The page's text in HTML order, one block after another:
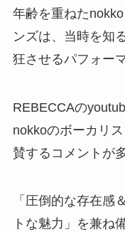
年齢を重ねた
ンズは、当時を知
狂させるパフォー
REBECCAの
nokkoのボーカリ
賛するコメントが
「圧倒的な存在感
トな魅力」を兼ね